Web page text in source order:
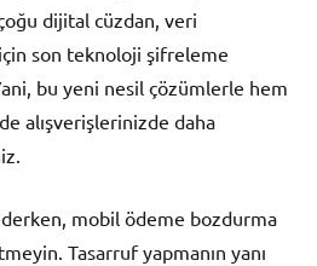
dijital cüzdan, veri
son teknoloji şifreleme
bu yeni nesil çözümlerle hem
alışverişlerinizde daha
mobil ödeme bozdurma
Tasarruf yapmanın yanı